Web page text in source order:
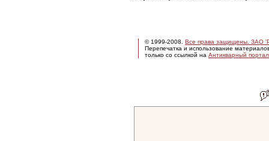
© 1999-2008. Все права защищены. ЗАО
Перепечатка и использование
только со ссылкой на Антикварный